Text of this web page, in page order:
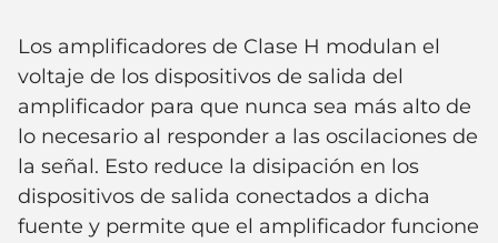
Los amplificadores de Clase H modulan el
voltaje de los dispositivos de salida del
amplificador para que nunca sea más alto de
lo necesario al responder a las oscilaciones de
la señal. Esto reduce la disipación en los
dispositivos de salida conectados a dicha
fuente y permite que el amplificador funcione